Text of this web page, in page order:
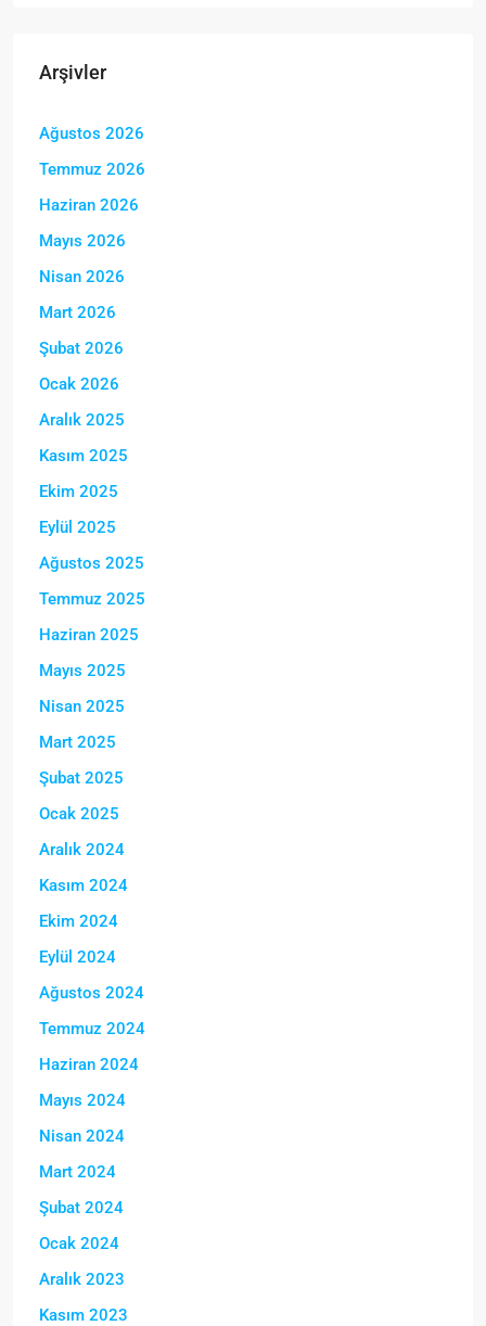
Arşivler
Ağustos 2026
Temmuz 2026
Haziran 2026
Mayıs 2026
Nisan 2026
Mart 2026
Şubat 2026
Ocak 2026
Aralık 2025
Kasım 2025
Ekim 2025
Eylül 2025
Ağustos 2025
Temmuz 2025
Haziran 2025
Mayıs 2025
Nisan 2025
Mart 2025
Şubat 2025
Ocak 2025
Aralık 2024
Kasım 2024
Ekim 2024
Eylül 2024
Ağustos 2024
Temmuz 2024
Haziran 2024
Mayıs 2024
Nisan 2024
Mart 2024
Şubat 2024
Ocak 2024
Aralık 2023
Kasım 2023